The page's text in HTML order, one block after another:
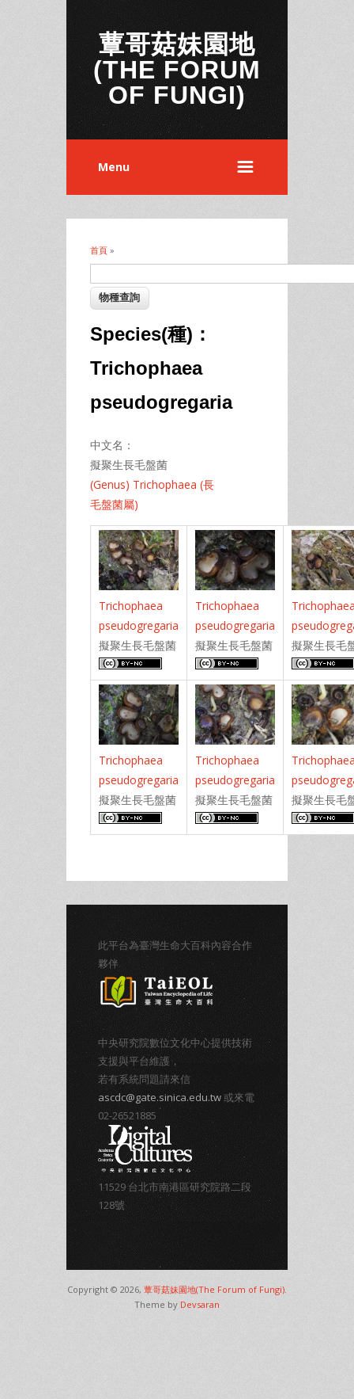
蕈哥菇妹園地
(THE FORUM
OF FUNGI)
Menu
您在這裡
首頁 »
Species(種)：
Trichophaea
pseudogregaria
中文名：
擬聚生長毛盤菌
(Genus) Trichophaea (長
毛盤菌屬)
Trichophaea
pseudogregaria
擬聚生長毛盤菌
Trichophaea
pseudogregaria
擬聚生長毛盤菌
擬聚生長毛
Trichophaea
pseudogregaria
擬聚生長毛盤菌
Trichophaea
pseudogregaria
擬聚生長毛盤菌
擬聚生長毛
此平台為臺灣生命大百科內容合作
夥伴
中央研究院數位文化中心提供技術
支援與平台維護，
若有系統問題請來信
ascdc@gate.sinica.edu.tw 或來電
02-26521885
11529 台北市南港區研究院路二段
128號
Copyright © 2026, 蕈哥菇妹園地(The Forum of Fungi)
Theme by Devsaran